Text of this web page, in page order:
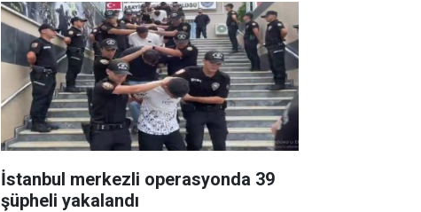
İstanbul merkezli operasyonda 39
şüpheli yakalandı